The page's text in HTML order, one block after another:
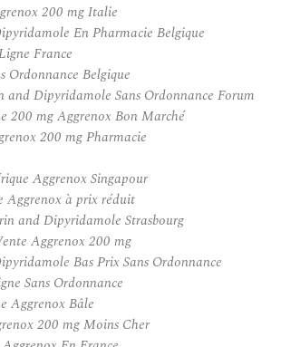
200 mg Italie
En Pharmacie Belgique
France
Ordonnance Belgique
and Dipyridamole Sans Ordonnance Forum
200 mg Aggrenox Bon Marché
200 mg Pharmacie
Aggrenox Singapour
Aggrenox à prix réduit
and Dipyridamole Strasbourg
Aggrenox 200 mg
Bas Prix Sans Ordonnance
Sans Ordonnance
Aggrenox Bâle
200 mg Moins Cher